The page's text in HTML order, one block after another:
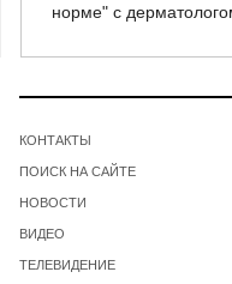
норме" с
КОНТАКТЫ
ПОИСК НА САЙТЕ
НОВОСТИ
ВИДЕО
ТЕЛЕВИДЕНИЕ